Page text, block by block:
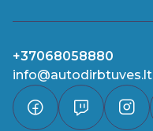
+37068058880
info@autodirbtuves.lt